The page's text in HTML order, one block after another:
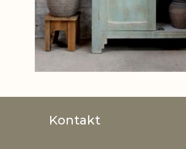
Kontakt